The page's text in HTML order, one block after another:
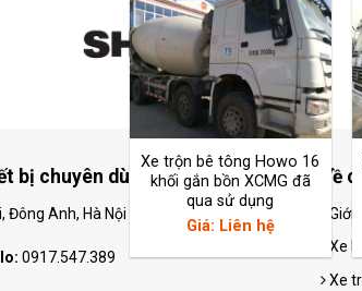
Xe trộn bê tông Howo 16
khối gắn bồn XCMG đã
qua sử dụng
Giá: Liên hệ
bị chuyên dùng Trung Thực
Đông Anh, Hà Nội
0917.547.389
Về
Giới
Xe
Xe